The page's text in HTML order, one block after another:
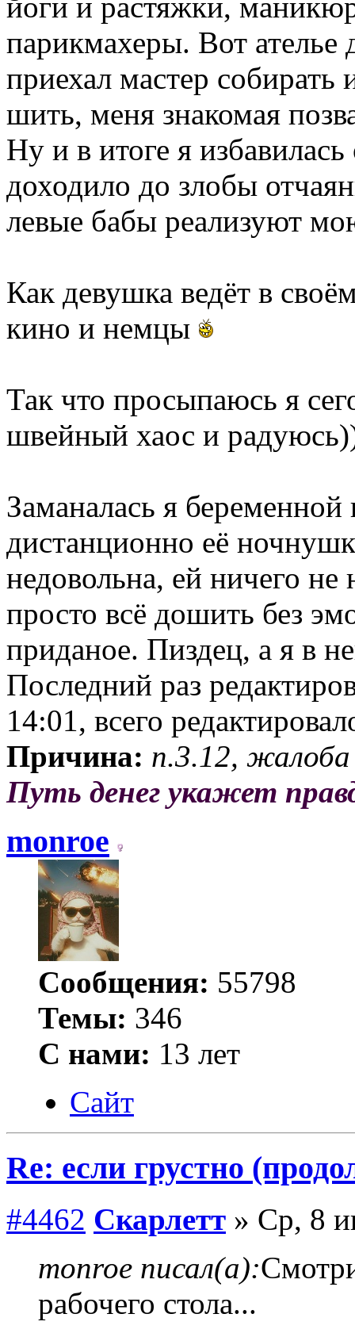
йоги и растяжки,
парикмахеры. Вот ателье
приехал мастер
шить, меня знакомая
Ну и в итоге я
доходило до злобы
левые бабы реализуют
Как девушка ведёт в
кино и немцы
Так что просыпаюсь я
швейный хаос и
Заманалась я
дистанционно её
недовольна, ей ничего
просто всё дошить без
приданое. Пиздец, а я в
Последний раз
14:01, всего
Причина: п.3.12, жалоба
Путь денег укажет
monroe
Сообщения: 55798
Темы: 346
С нами: 13 лет
Сайт
Re: если грустно
#4462 Скарлетт » Ср, 8
monroe писал(а):
рабочего стола...